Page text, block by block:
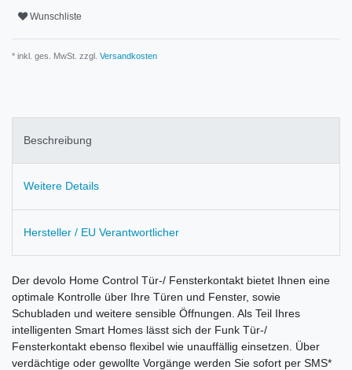
Wunschliste
* inkl. ges. MwSt. zzgl. Versandkosten
Beschreibung
Weitere Details
Hersteller / EU Verantwortlicher
Der devolo Home Control Tür-/ Fensterkontakt bietet Ihnen eine
optimale Kontrolle über Ihre Türen und Fenster, sowie
Schubladen und weitere sensible Öffnungen. Als Teil Ihres
intelligenten Smart Homes lässt sich der Funk Tür-/
Fensterkontakt ebenso flexibel wie unauffällig einsetzen. Über
verdächtige oder gewollte Vorgänge werden Sie sofort per SMS*